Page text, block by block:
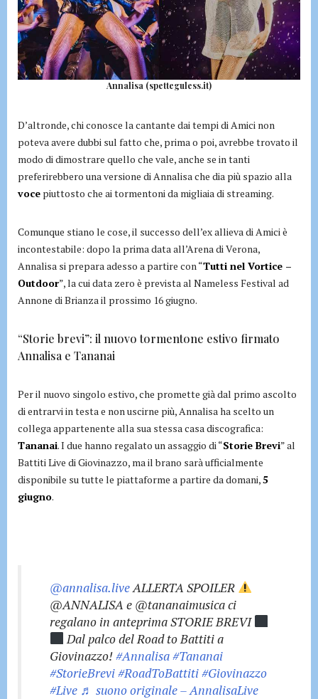
Annalisa (spetteguless.it)
D’altronde, chi conosce la cantante dai tempi di Amici non
poteva avere dubbi sul fatto che, prima o poi, avrebbe trovato il
modo di dimostrare quello che vale, anche se in tanti
preferirebbero una versione di Annalisa che dia più spazio alla
voce piuttosto che ai tormentoni da migliaia di streaming.
Comunque stiano le cose, il successo dell’ex allieva di Amici è
incontestabile: dopo la prima data all’Arena di Verona,
Annalisa si prepara adesso a partire con “Tutti nel Vortice –
Outdoor”, la cui data zero è prevista al Nameless Festival ad
Annone di Brianza il prossimo 16 giugno.
“Storie brevi”: il nuovo tormentone estivo firmato
Annalisa e Tananai
Per il nuovo singolo estivo, che promette già dal primo ascolto
di entrarvi in testa e non uscirne più, Annalisa ha scelto un
collega appartenente alla sua stessa casa discografica:
Tananai. I due hanno regalato un assaggio di “Storie Brevi” al
Battiti Live di Giovinazzo, ma il brano sarà ufficialmente
disponibile su tutte le piattaforme a partire da domani,5
giugno.
@annalisa.live ALLERTA SPOILER
@ANNALISA e @tananaimusica ci
regalano in anteprima STORIE BREVI ‍
Dal palco del Road to Battiti a
Giovinazzo!#Annalisa#Tananai
#StorieBrevi#RoadToBattiti#Giovinazzo
#Live ♬ suono originale – AnnalisaLive